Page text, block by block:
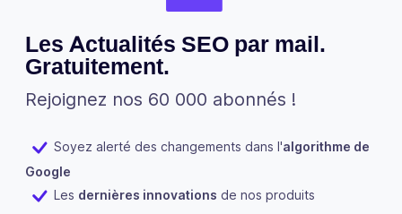
Les Actualités SEO par mail.
Gratuitement.
Rejoignez nos 60 000 abonnés !
Soyez alerté des changements dans l'algorithme de
Google
Les dernières innovations de nos produits